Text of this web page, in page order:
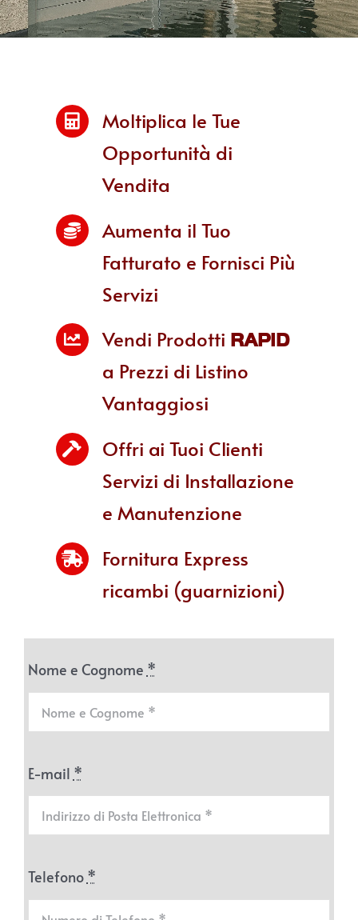
Moltiplica le Tue
Opportunità di
Vendita
Aumenta il Tuo
Fatturato e Fornisci Più
Servizi
Vendi Prodotti RAPID
a Prezzi di Listino
Vantaggiosi
Offri ai Tuoi Clienti
Servizi di Installazione
e Manutenzione
Fornitura Express
ricambi (guarnizioni)
Nome e Cognome *
E-mail *
Telefono *